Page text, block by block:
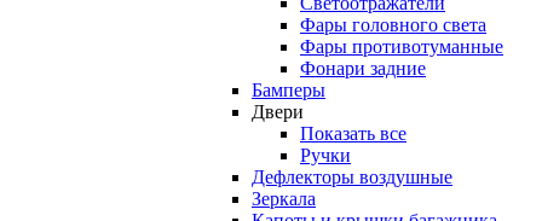
Фары головного света
Фары противотуманные
Фонари задние
Бамперы
Двери
Показать все
Ручки
Дефлекторы воздушные
Зеркала